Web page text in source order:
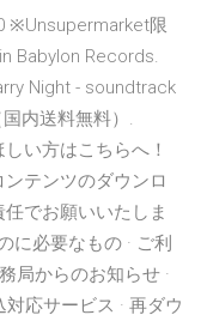
※Unsupermarket限
Babylon Records.
Night - soundtrack
内送料無料）.
い方はこちらへ！
テンツのダウンロ
でお願いいたしま
に必要なもの · ご利
局からのお知らせ ·
応サービス · 再ダウ